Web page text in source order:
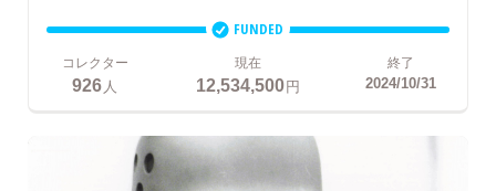
FUNDED
コレクター
926 人
現在
12,534,500円
終了
2024/10/31